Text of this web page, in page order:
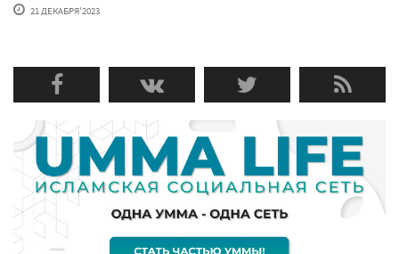
21 ДЕКАБРЯ'2023